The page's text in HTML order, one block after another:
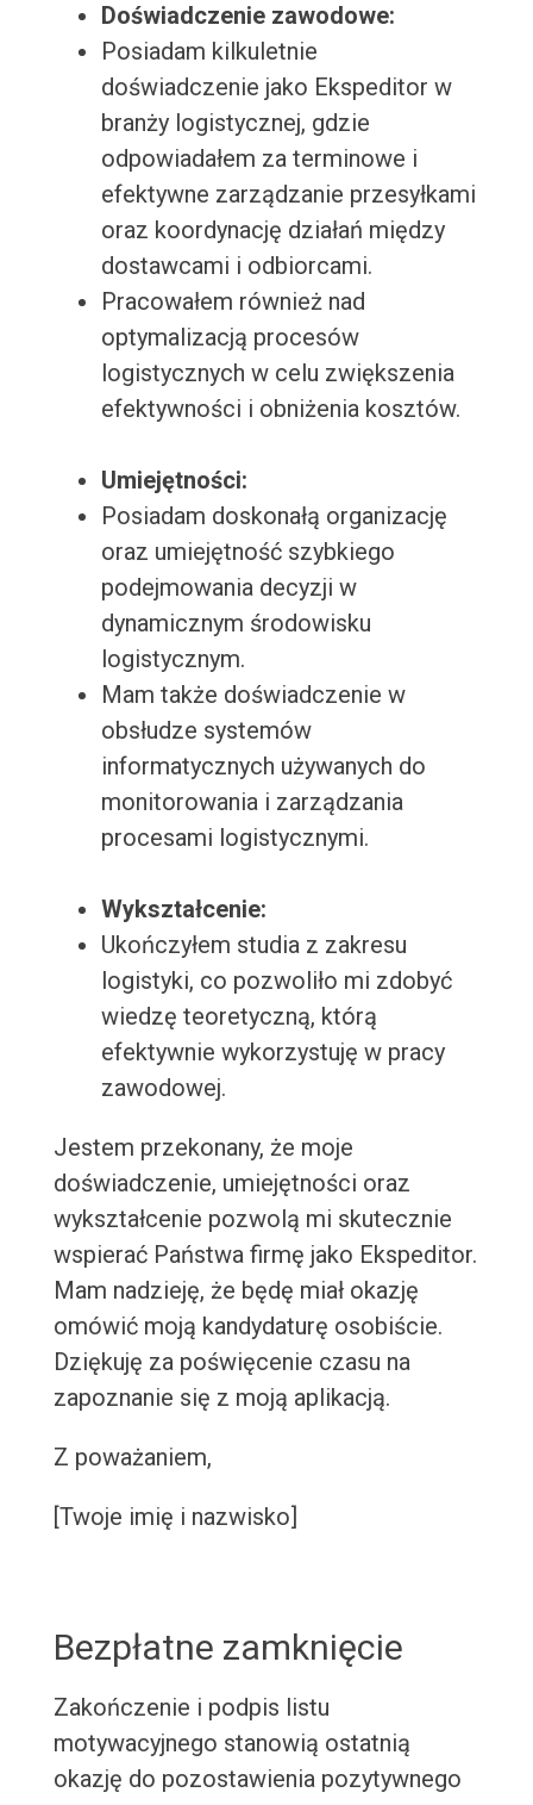
Doświadczenie zawodowe:
Posiadam kilkuletnie
doświadczenie jako Ekspeditor w
branży logistycznej, gdzie
odpowiadałem za terminowe i
efektywne zarządzanie przesyłkami
oraz koordynację działań między
dostawcami i odbiorcami.
Pracowałem również nad
optymalizacją procesów
logistycznych w celu zwiększenia
efektywności i obniżenia kosztów.
Umiejętności:
Posiadam doskonałą organizację
oraz umiejętność szybkiego
podejmowania decyzji w
dynamicznym środowisku
logistycznym.
Mam także doświadczenie w
obsłudze systemów
informatycznych używanych do
monitorowania i zarządzania
procesami logistycznymi.
Wykształcenie:
Ukończyłem studia z zakresu
logistyki, co pozwoliło mi zdobyć
wiedzę teoretyczną, którą
efektywnie wykorzystuję w pracy
zawodowej.
Jestem przekonany, że moje
doświadczenie, umiejętności oraz
wykształcenie pozwolą mi skutecznie
wspierać Państwa firmę jako Ekspeditor.
Mam nadzieję, że będę miał okazję
omówić moją kandydaturę osobiście.
Dziękuję za poświęcenie czasu na
zapoznanie się z moją aplikacją.
Z poważaniem,
[Twoje imię i nazwisko]
Bezpłatne zamknięcie
Zakończenie i podpis listu
motywacyjnego stanowią ostatnią
okazję do pozostawienia pozytywnego